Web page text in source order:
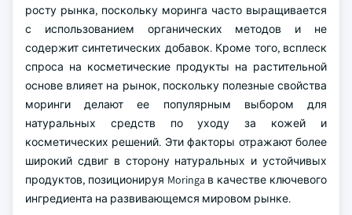
росту рынка, поскольку моринга часто выращивается
с использованием органических методов и не
содержит синтетических добавок. Кроме того, всплеск
спроса на косметические продукты на растительной
основе влияет на рынок, поскольку полезные свойства
моринги делают ее популярным выбором для
натуральных средств по уходу за кожей и
косметических решений. Эти факторы отражают более
широкий сдвиг в сторону натуральных и устойчивых
продуктов, позиционируя Moringa в качестве ключевого
ингредиента на развивающемся мировом рынке.